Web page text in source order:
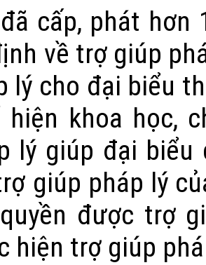
cấp, phát hơn
về trợ giúp
lý cho đại biểu
hiện khoa học,
lý giúp đại
giúp pháp lý
được trợ
hiện trợ giúp